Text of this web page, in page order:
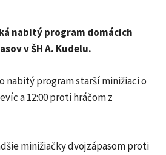
nabitý program domácich
v ŠH A. Kudelu.
nabitý program starší minižiaci o
a 12:00 proti hráčom z
minižiačky dvojzápasom proti